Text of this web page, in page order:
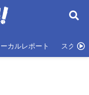
カルレポート スクール